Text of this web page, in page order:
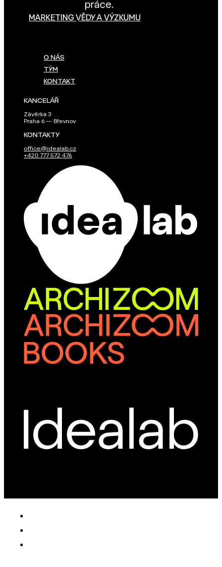
MARKETING VĚDY A VÝZKUMU
práce.
O NÁS
TÝM
KONTAKT
KANCELÁŘ
Závěrka 3
Praha 6 — Břevnov
KONTAKTY
office@idealab.cz
+420 777 572 476